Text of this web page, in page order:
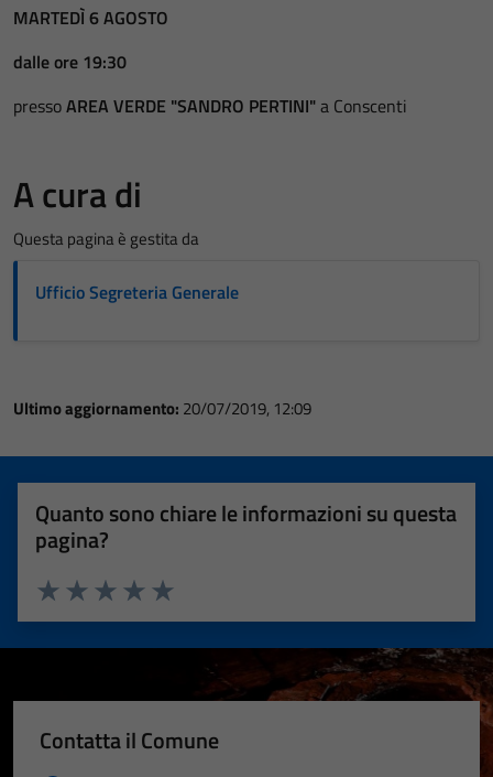
MARTEDÌ 6 AGOSTO
dalle ore 19:30
pressoAREA VERDE "SANDRO PERTINI"a Conscenti
A cura di
Questa pagina è gestita da
Ufficio Segreteria Generale
Ultimo aggiornamento: 20/07/2019, 12:09
Quanto sono chiare le informazioni su questa
pagina?
Valuta 5 stelle su 5
Valuta 4 stelle su 5
Valuta 3 stelle su 5
Valuta 2 stelle su 5
Valuta 1 stelle su 5
Contatta il Comune